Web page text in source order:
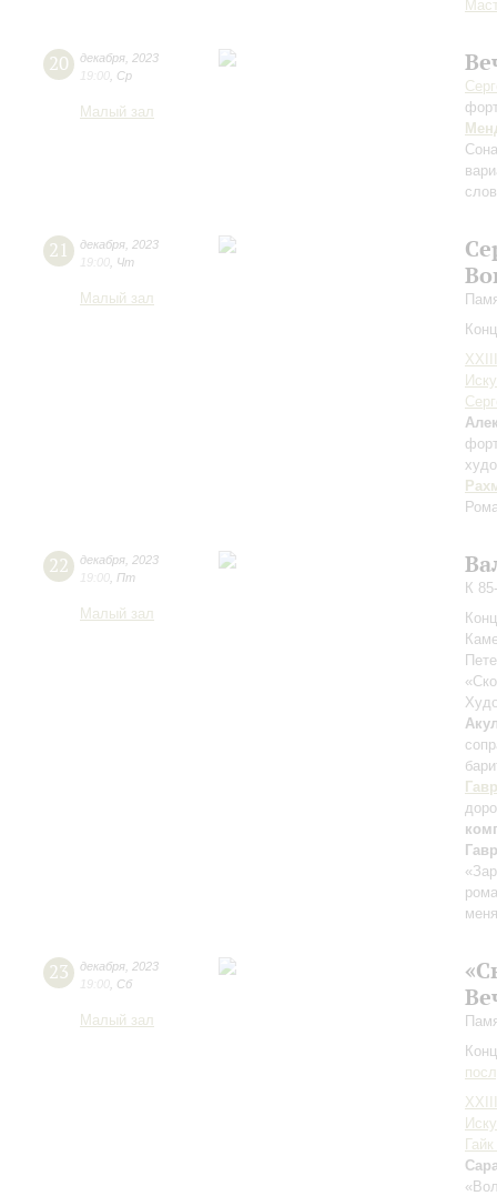
20 декабря 2023
19:00 Ср
Малый зал
слов
21 декабря 2023
19:00 Чт
Малый зал
22 декабря 2023
19:00 Пт
Малый зал
К
23 декабря 2023
19:00 Сб
Малый зал